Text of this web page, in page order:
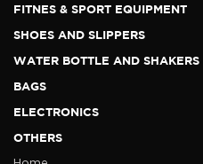
FITNES & SPORT EQUIPMENT
SHOES AND SLIPPERS
WATER BOTTLE AND SHAKERS
BAGS
ELECTRONICS
OTHERS